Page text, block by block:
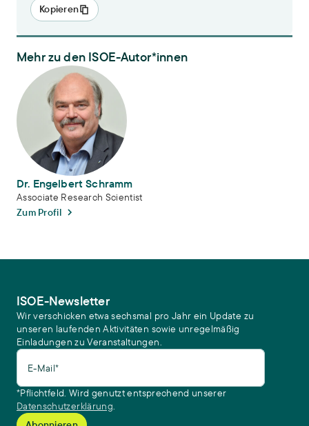
Kopieren
Mehr zu den ISOE-Autor*innen
Dr. Engelbert Schramm
Dr. Engelbert Schramm
Associate Research Scientist
Zum Profil
ISOE-Newsletter
Wir verschicken etwa sechsmal pro Jahr ein Update zu
unseren laufenden Aktivitäten sowie unregelmäßig
Einladungen zu Veranstaltungen.
E-Mail*
*Pflichtfeld. Wird genutzt entsprechend unserer
Datenschutzerklärung.